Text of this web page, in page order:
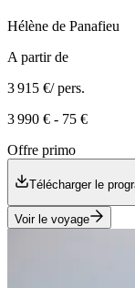
Hélène de Panafieu
A partir de
3 915 €/ pers.
3 990 € - 75 €
Offre primo
Télécharger le
Voir le voyage